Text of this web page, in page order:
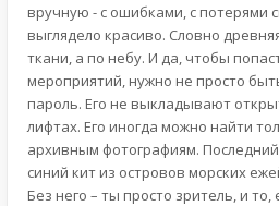
вручную - с ошибками, с потерями
выглядело красиво. Словно
ткани, а по небу. И да, чтобы
мероприятий, нужно не просто
пароль. Его не выкладывают
лифтах. Его иногда можно найти
архивным фотографиям.
синий кит из островов морских
Без него – ты просто зритель, и то,